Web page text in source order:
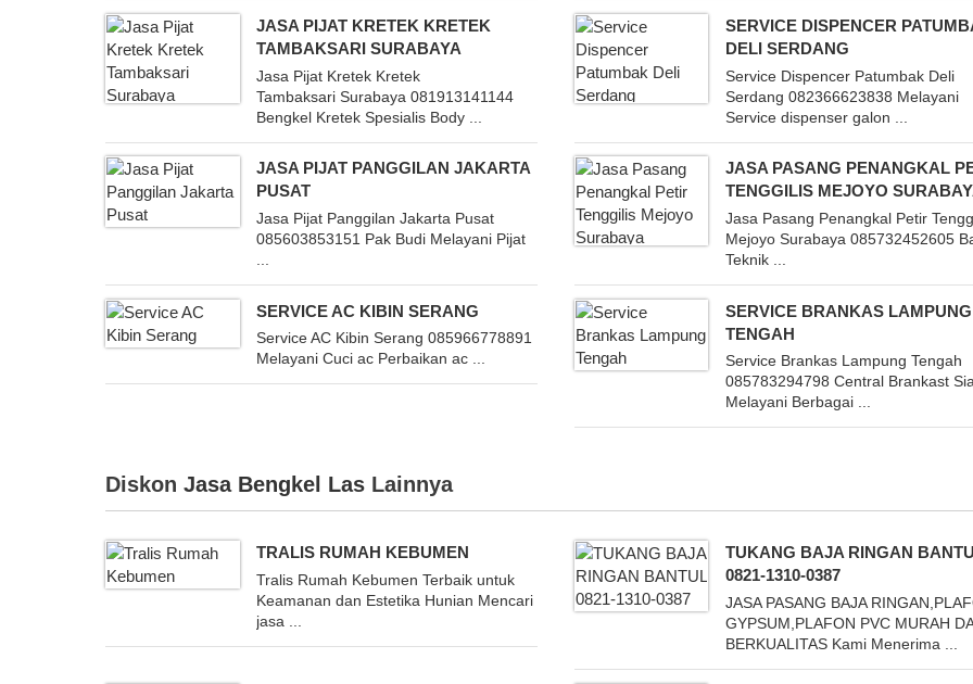
JASA PIJAT KRETEK KRETEK
TAMBAKSARI SURABAYA
Jasa Pijat Kretek Kretek
Tambaksari Surabaya 081913141144
Bengkel Kretek Spesialis Body ...
SERVICE DISPENCER
DELI SERDANG
Service Dispencer Patumbak Deli
Serdang 082366623838 Melayani
Service dispenser galon ...
JASA PIJAT PANGGILAN JAKARTA
PUSAT
Jasa Pijat Panggilan Jakarta Pusat
085603853151 Pak Budi Melayani Pijat
JASA PASANG PENANGKAL
TENGGILIS MEJOYO
Jasa Pasang Penangkal Petir
Mejoyo Surabaya 085732452605
Teknik ...
SERVICE AC KIBIN SERANG
Service AC Kibin Serang 085966778891
Melayani Cuci ac Perbaikan ac ...
SERVICE BRANKAS LAMPUNG
TENGAH
Service Brankas Lampung Tengah
085783294798 Central Brankast
Melayani Berbagai ...
Diskon Jasa Bengkel Las Lainnya
TRALIS RUMAH KEBUMEN
Tralis Rumah Kebumen Terbaik untuk
Keamanan dan Estetika Hunian Mencari
jasa ...
TUKANG BAJA RINGAN
0821-1310-0387
JASA PASANG BAJA
GYPSUM,PLAFON PVC MURAH
BERKUALITAS Kami Menerima ...